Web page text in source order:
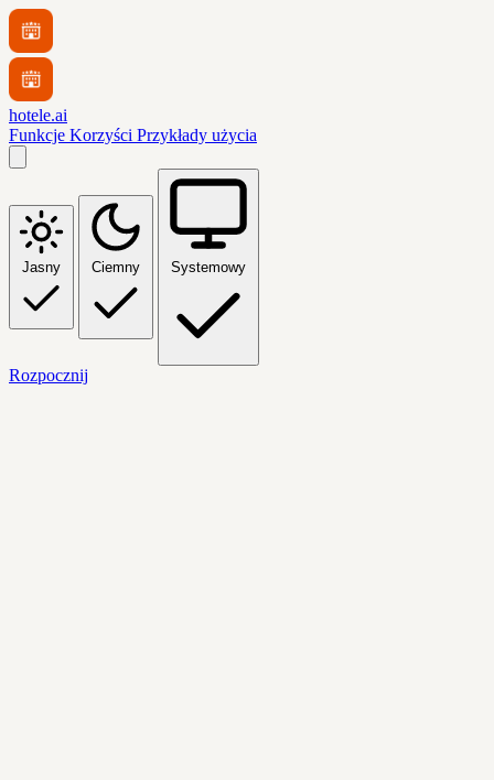
hotele.ai
Funkcje Korzyści Przykłady użycia
Jasny Ciemny Systemowy
Rozpocznij